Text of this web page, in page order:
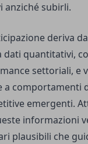
anziché subirli.
deriva
dati quantitativi,
settoriali, e
a comportamenti
emergenti.
informazioni
plausibili che